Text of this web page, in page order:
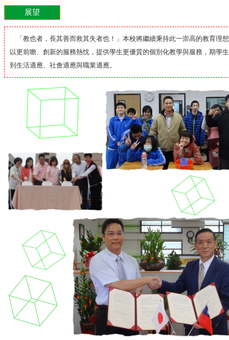
展望
「教也者，長其善而救其失者也！」本校將繼續秉持此一崇高的教育理
以更前瞻、創新的服務熱忱，提供學生更優質的個別化教學與服務，期學
到生活適應、社會適應與職業適應。